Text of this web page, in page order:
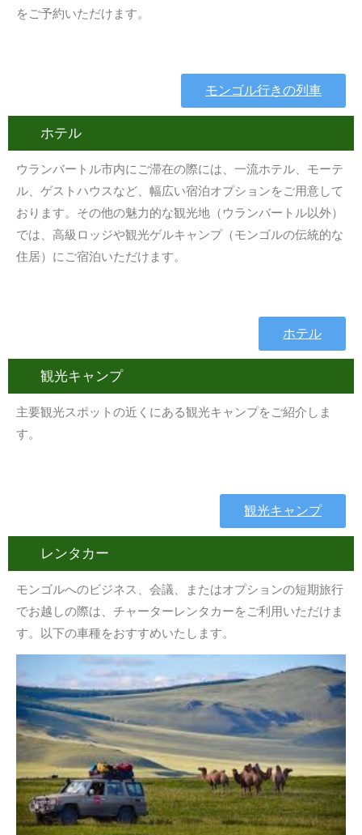
をご予約いただけます。
モンゴル行きの列車
ホテル
ウランバートル市内にご滞在の際には、一流ホテル、モーテ
ル、ゲストハウスなど、幅広い宿泊オプションをご用意して
おります。その他の魅力的な観光地（ウランバートル以外）
では、高級ロッジや観光ゲルキャンプ（モンゴルの伝統的な
住居）にご宿泊いただけます。
ホテル
観光キャンプ
主要観光スポットの近くにある観光キャンプをご紹介しま
す。
観光キャンプ
レンタカー
モンゴルへのビジネス、会議、またはオプションの短期旅行
でお越しの際は、チャーターレンタカーをご利用いただけま
す。以下の車種をおすすめいたします。